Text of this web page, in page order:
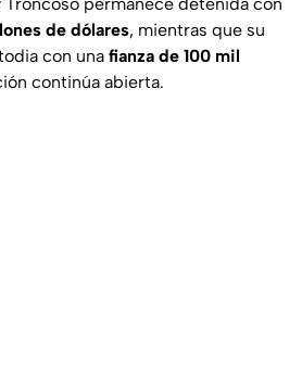
de dólares, mientras que su
con una fianza de 100 mil
continúa abierta.